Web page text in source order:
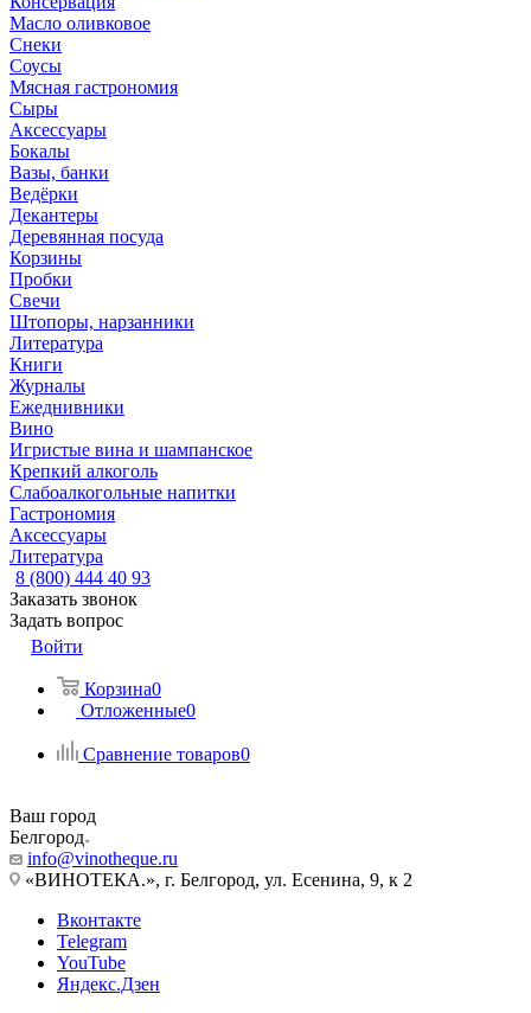
Масло оливковое
Снеки
Соусы
Мясная гастрономия
Сыры
Аксессуары
Бокалы
Вазы, банки
Ведёрки
Декантеры
Деревянная посуда
Корзины
Пробки
Свечи
Штопоры, нарзанники
Литература
Книги
Журналы
Ежеднивники
Вино
Игристые вина и шампанское
Крепкий алкоголь
Слабоалкогольные напитки
Гастрономия
Аксессуары
Литература
8 (800) 444 40 93
Заказать звонок
Задать вопрос
Войти
Корзина0
Отложенные0
Сравнение товаров0
Ваш город
Белгород
info@vinotheque.ru
«ВИНОТЕКА.», г. Белгород, ул. Есенина, 9, к 2
Вконтакте
Telegram
YouTube
Яндекс.Дзен